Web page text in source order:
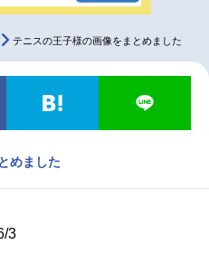
音楽 コスプレ
トレンド
テニスの王子様の画像をまとめました
めました
3